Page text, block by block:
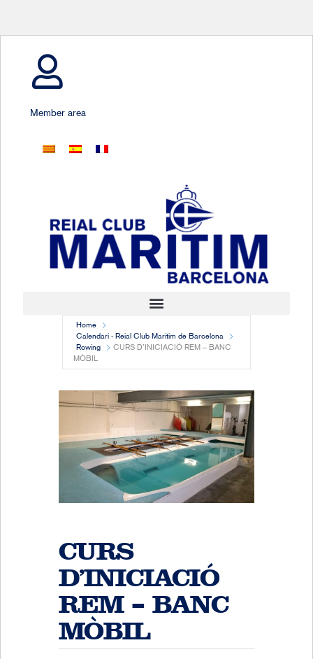
Member area
Home
Calendari - Reial Club Marítim de Barcelona
Rowing
CURS D’INICIACIÓ REM – BANC
MÒBIL
CURS
D’INICIACIÓ
REM – BANC
MÒBIL